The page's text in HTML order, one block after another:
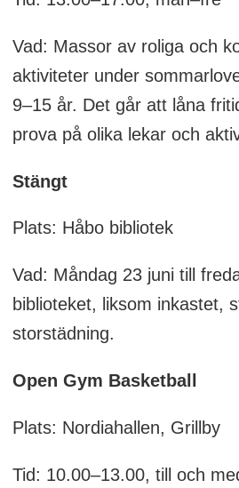
Vad: Massor av roliga och
aktiviteter under
9–15 år. Det går att låna
prova på olika lekar och
Stängt
Plats: Håbo bibliotek
Vad: Måndag 23 juni till
biblioteket, liksom inkastet,
storstädning.
Open Gym Basketball
Plats: Nordiahallen, Grillby
Tid: 10.00–13.00, till och